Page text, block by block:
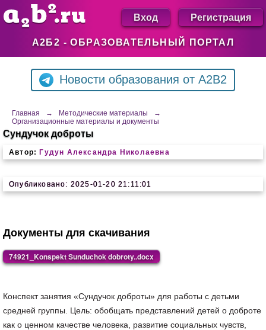
А2Б2 - ОБРАЗОВАТЕЛЬНЫЙ ПОРТАЛ
Вход Регистрация
Новости образования от A2B2
Главная → Методические материалы
→
Организационные материалы и документы
Сундучок доброты
Автор: Гудун Александра Николаевна
Опубликовано: 2025-01-20 21:11:01
Документы для скачивания
74921_Konspekt Sunduchok dobroty..docx
Конспект занятия «Сундучок доброты» для работы с детьми
средней группы. Цель: обобщать представлений детей о доброте
как о ценном качестве человека, развитие социальных чувств,